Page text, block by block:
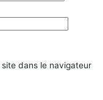
dans le navigateur